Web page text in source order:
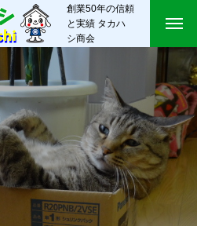
創業50年の信頼
と実績 タカハ
シ商会